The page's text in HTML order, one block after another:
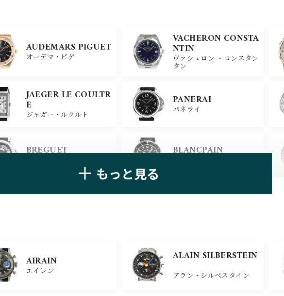
AUDEMARS PIGUET
オーデマ・ピゲ
VACHERON CONSTA
NTIN
ヴァシュロン ・コンスタン
タン
JAEGER LE COULTR
E
ジャガー・ルクルト
PANERAI
パネライ
BREGUET BLANCPAIN
ユリスナルダン
BELL＆ROSS
ベル＆ロス
もっと見る
AIRAIN
エイレン
ALAIN SILBERSTEIN
アラン・シルベスタイン